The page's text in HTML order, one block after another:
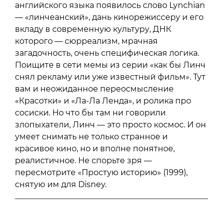
английского языка появилось слово Lynchian
— «линчеанский», дань кинорежиссеру и его
вкладу в современную культуру, ДНК
которого — сюрреализм, мрачная
загадочность, очень специфическая логика.
Поищите в сети мемы из серии «как бы Линч
снял рекламу или уже известный фильм». Тут
вам и неожиданное переосмысление
«Красотки» и «Ла-Ла Ленда», и ролика про
сосиски. Но что бы там ни говорили
злопыхатели, Линч — это просто космос. И он
умеет снимать не только странное и
красивое кино, но и вполне понятное,
реалистичное. Не спорьте зря —
пересмотрите «Простую историю» (1999),
снятую им для Disney.